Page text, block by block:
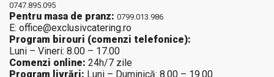
0747.895.095
Pentru masa de pranz: 0799.013.986
E: office@exclusivcatering.ro
Program birouri (comenzi telefonice):
Luni – Vineri: 8.00 – 17.00
Comenzi online: 24h/7 zile
Program livrări: Luni – Duminică: 8.00 – 19.00